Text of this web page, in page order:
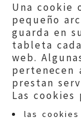
Una cookie
pequeño
guarda en
tableta
web.
pertenecen
prestan
Las
las